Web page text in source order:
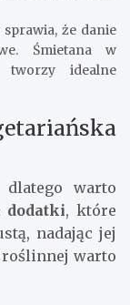
że danie
Śmietana w
tworzy idealne
warto
dodatki, które
nadając jej
warto